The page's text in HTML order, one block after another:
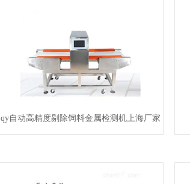
qy自动高精度剔除饲料金属检测机上海厂家